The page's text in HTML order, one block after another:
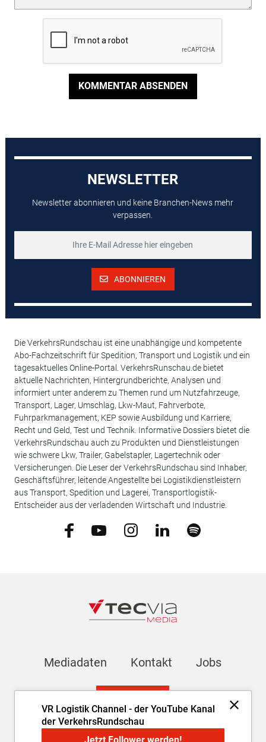
KOMMENTAR ABSENDEN
VR Logistik Channel - der YouTube Kanal
der VerkehrsRundschau
NEWSLETTER
Newsletter abonnieren und keine Branchen-News mehr
verpassen.
ABONNIEREN
Die VerkehrsRundschau ist eine unabhängige und kompetente
Abo-Fachzeitschrift für Spedition, Transport und Logistik und ein
tagesaktuelles Online-Portal. VerkehrsRunschau.de bietet
aktuelle Nachrichten, Hintergrundberichte, Analysen und
informiert unter anderem zu Themen rund um Nutzfahrzeuge,
Transport, Lager, Umschlag, Lkw-Maut, Fahrverbote,
Fuhrparkmanagement, KEP sowie Ausbildung und Karriere,
Recht und Geld, Test und Technik. Informative Dossiers bietet die
VerkehrsRundschau auch zu Produkten und Dienstleistungen
wie schwere Lkw, Trailer, Gabelstapler, Lagertechnik oder
Versicherungen. Die Leser der VerkehrsRundschau sind Inhaber,
Geschäftsführer, leitende Angestellte bei Logistikdienstleistern
aus Transport, Spedition und Lagerei, Transportlogistik-
Entscheider aus der verladenden Wirtschaft und Industrie.
Mediadaten Kontakt Jobs
AGB Datenschutz Cookie-Einstellungen